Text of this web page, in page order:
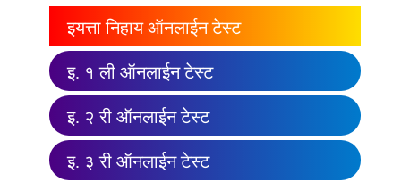
इयत्ता निहाय ऑनलाईन टेस्ट
इ. १ ली ऑनलाईन टेस्ट
इ. २ री ऑनलाईन टेस्ट
इ. ३ री ऑनलाईन टेस्ट